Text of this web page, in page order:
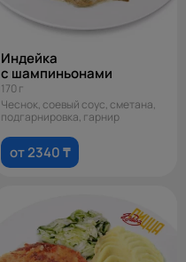
Индейка
с шампиньонами
170 г
Чеснок, соевый соус, сметана,
подгарнировка, гарнир
от 2340 ₸